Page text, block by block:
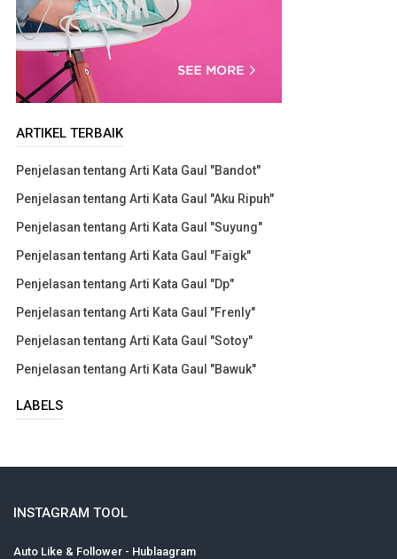
ARTIKEL TERBAIK
Penjelasan tentang Arti Kata Gaul "Bandot"
Penjelasan tentang Arti Kata Gaul "Aku Ripuh"
Penjelasan tentang Arti Kata Gaul "Suyung"
Penjelasan tentang Arti Kata Gaul "Faigk"
Penjelasan tentang Arti Kata Gaul "Dp"
Penjelasan tentang Arti Kata Gaul "Frenly"
Penjelasan tentang Arti Kata Gaul "Sotoy"
Penjelasan tentang Arti Kata Gaul "Bawuk"
LABELS
INSTAGRAM TOOL
Auto Like & Follower - Hublaagram